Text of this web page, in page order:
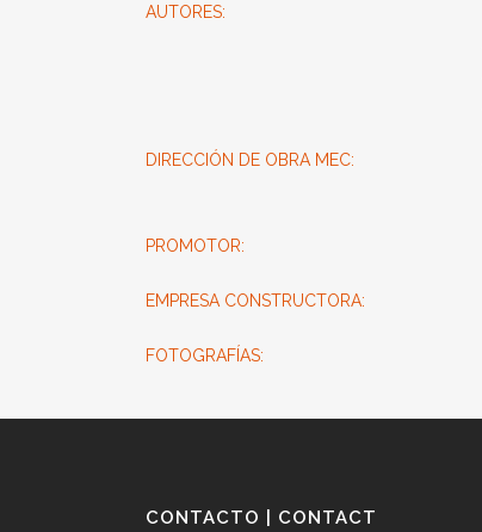
AUTORES:
DIRECCIÓN DE OBRA MEC:
PROMOTOR:
EMPRESA CONSTRUCTORA:
FOTOGRAFÍAS:
CONTACTO | CONTACT